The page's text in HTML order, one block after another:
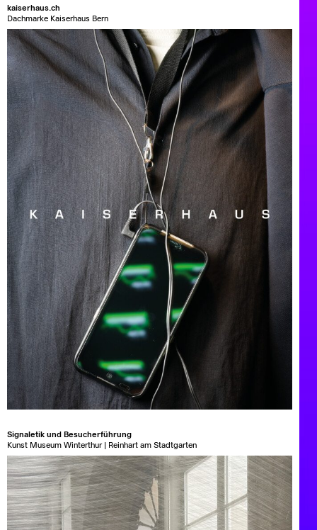
kaiserhaus.ch
Dachmarke Kaiserhaus Bern
Signaletik und Besucherführung
Kunst Museum Winterthur | Reinhart am Stadtgarten